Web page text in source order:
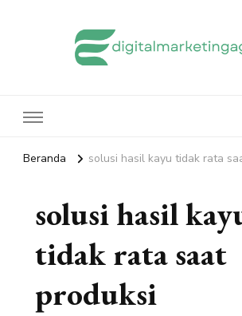
Beranda solusi hasil kayu tidak rata
solusi hasil
tidak rata saat
produksi